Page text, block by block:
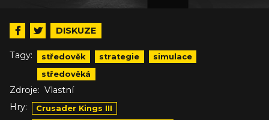
DISKUZE
Tagy: středověk strategie
simulace
středověká
Zdroje: Vlastní
Hry:
Crusader Kings III